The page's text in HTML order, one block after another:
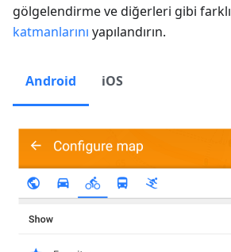
gölgelendirme ve diğerleri gibi farklı
katmanlarını yapılandırın.
Android iOS